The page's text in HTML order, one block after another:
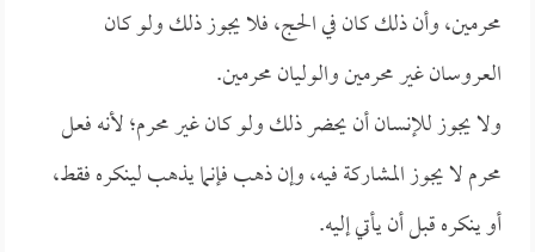
محرمين، وأن ذلك كان في الحج، فلا يجوز ذلك ولو كان
العروسان غير محرمين والوليان محرمين.
ولا يجوز للإنسان أن يحضر ذلك ولو كان غير محرم؛ لأنه فعل
محرم لا يجوز المشاركة فيه، وإن ذهب فإنما يذهب لينكره فقط،
أو ينكره قبل أن يأتي إليه.